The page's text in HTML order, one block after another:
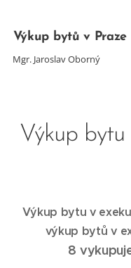
Výkup bytů v Praze
Mgr. Jaroslav Oborný
Výkup bytu
Výkup bytu v
výkup bytů v
8